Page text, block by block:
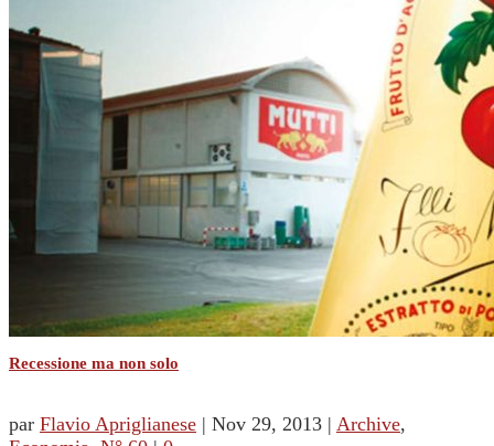
Recessione ma non solo
par Flavio Apriglianese | Nov 29, 2013 | Archive,